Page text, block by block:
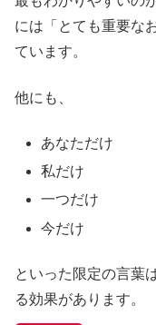
には「とても重要な
ています。
他にも、
あなただけ
私だけ
一つだけ
今だけ
といった限定の言葉
る効果があります。